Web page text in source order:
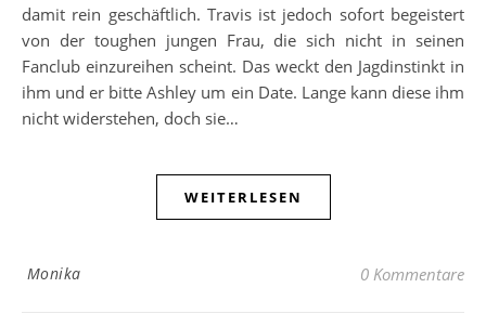
damit rein geschäftlich. Travis ist jedoch sofort begeistert
von der toughen jungen Frau, die sich nicht in seinen
Fanclub einzureihen scheint. Das weckt den Jagdinstinkt in
ihm und er bitte Ashley um ein Date. Lange kann diese ihm
nicht widerstehen, doch sie…
WEITERLESEN
Monika 0 Kommentare